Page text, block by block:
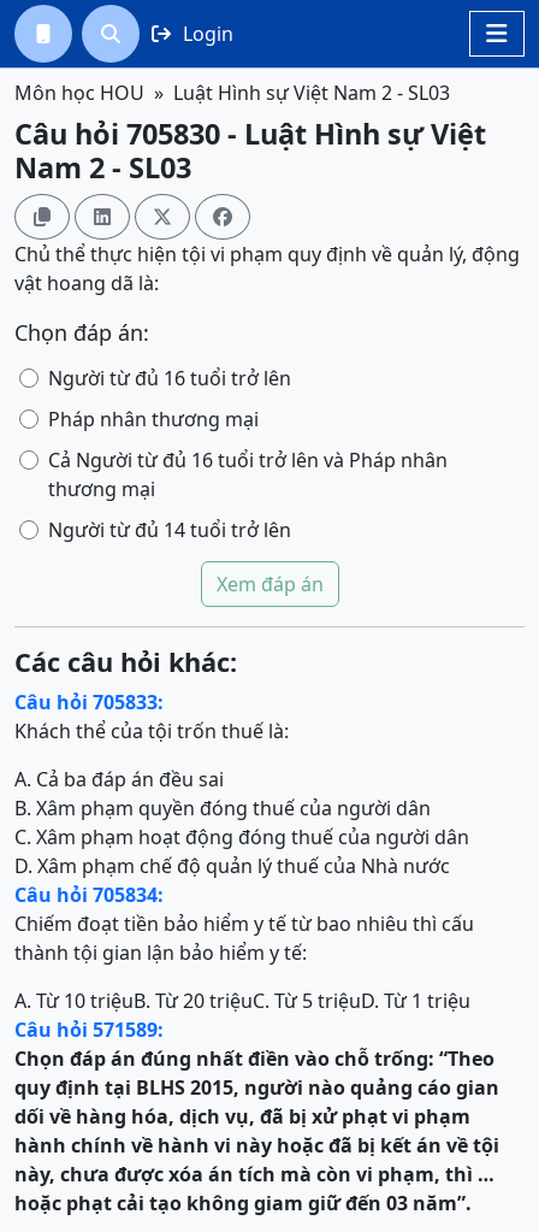

  Login
Môn học HOU Luật Hình sự Việt Nam 2 - SL03
Câu hỏi 705830 - Luật Hình sự Việt
Nam 2 - SL03
   
Chủ thể thực hiện tội vi phạm quy định về quản lý, động
vật hoang dã là:
Chọn đáp án:
Người từ đủ 16 tuổi trở lên
Pháp nhân thương mại
Cả Người từ đủ 16 tuổi trở lên và Pháp nhân
thương mại
Người từ đủ 14 tuổi trở lên
Xem đáp án
Các câu hỏi khác:
Câu hỏi 705833:
Khách thể của tội trốn thuế là:
A. Cả ba đáp án đều sai
B. Xâm phạm quyền đóng thuế của người dân
C. Xâm phạm hoạt động đóng thuế của người dân
D. Xâm phạm chế độ quản lý thuế của Nhà nước
Câu hỏi 705834:
Chiếm đoạt tiền bảo hiểm y tế từ bao nhiêu thì cấu
thành tội gian lận bảo hiểm y tế:
A. Từ 10 triệuB. Từ 20 triệuC. Từ 5 triệuD. Từ 1 triệu
Câu hỏi 571589:
Chọn đáp án đúng nhất điền vào chỗ trống: “Theo
quy định tại BLHS 2015, người nào quảng cáo gian
dối về hàng hóa, dịch vụ, đã bị xử phạt vi phạm
hành chính về hành vi này hoặc đã bị kết án về tội
này, chưa được xóa án tích mà còn vi phạm, thì …
hoặc phạt cải tạo không giam giữ đến 03 năm”.